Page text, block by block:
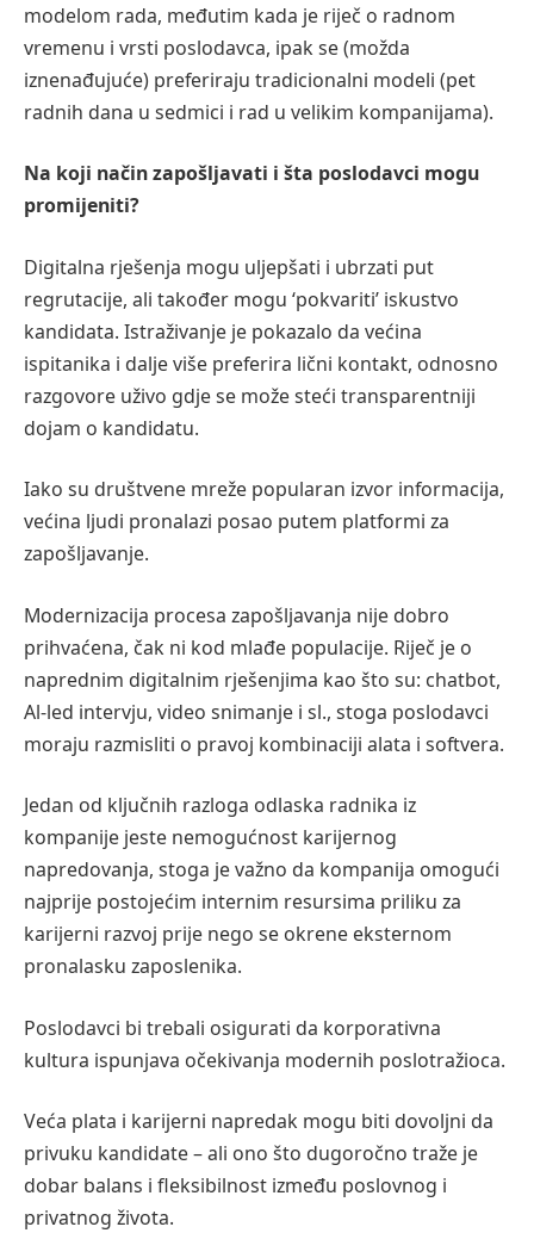
modelom rada, međutim kada je riječ o radnom
vremenu i vrsti poslodavca, ipak se (možda
iznenađujuće) preferiraju tradicionalni modeli (pet
radnih dana u sedmici i rad u velikim kompanijama).
Na koji način zapošljavati i šta poslodavci mogu
promijeniti?
Digitalna rješenja mogu uljepšati i ubrzati put
regrutacije, ali također mogu ‘pokvariti’ iskustvo
kandidata. Istraživanje je pokazalo da većina
ispitanika i dalje više preferira lični kontakt, odnosno
razgovore uživo gdje se može steći transparentniji
dojam o kandidatu.
Iako su društvene mreže popularan izvor informacija,
većina ljudi pronalazi posao putem platformi za
zapošljavanje.
Modernizacija procesa zapošljavanja nije dobro
prihvaćena, čak ni kod mlađe populacije. Riječ je o
naprednim digitalnim rješenjima kao što su: chatbot,
Al-led intervju, video snimanje i sl., stoga poslodavci
moraju razmisliti o pravoj kombinaciji alata i softvera.
Jedan od ključnih razloga odlaska radnika iz
kompanije jeste nemogućnost karijernog
napredovanja, stoga je važno da kompanija omogući
najprije postojećim internim resursima priliku za
karijerni razvoj prije nego se okrene eksternom
pronalasku zaposlenika.
Poslodavci bi trebali osigurati da korporativna
kultura ispunjava očekivanja modernih poslotražioca.
Veća plata i karijerni napredak mogu biti dovoljni da
privuku kandidate – ali ono što dugoročno traže je
dobar balans i fleksibilnost između poslovnog i
privatnog života.